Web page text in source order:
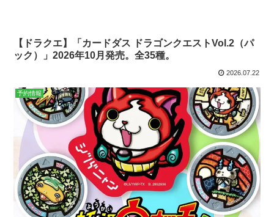
【ドラクエ】「カードダス ドラゴンクエストVol.2（パ
ック）」2026年10月発売。全35種。
2026.07.22
予約情報